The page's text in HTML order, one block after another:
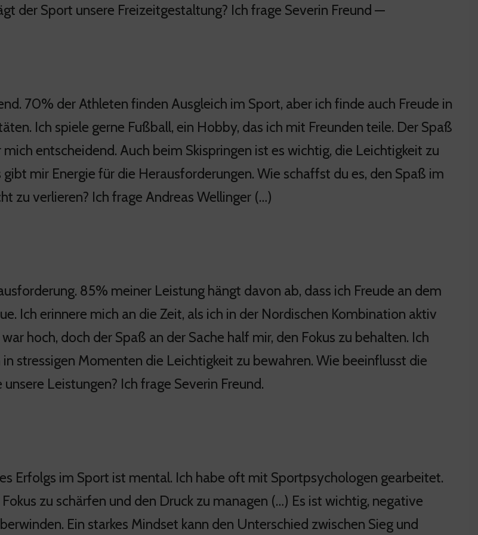
der Sport unsere Freizeitgestaltung? Ich frage Severin Freund —
70% der Athleten finden Ausgleich im Sport, aber ich finde auch Freude in
Ich spiele gerne Fußball, ein Hobby, das ich mit Freunden teile. Der Spaß
entscheidend. Auch beim Skispringen ist es wichtig, die Leichtigkeit zu
gibt mir Energie für die Herausforderungen. Wie schaffst du es, den Spaß im
zu verlieren? Ich frage Andreas Wellinger (…)
85% meiner Leistung hängt davon ab, dass ich Freude an dem
Ich erinnere mich an die Zeit, als ich in der Nordischen Kombination aktiv
hoch, doch der Spaß an der Sache half mir, den Fokus zu behalten. Ich
in stressigen Momenten die Leichtigkeit zu bewahren. Wie beeinflusst die
Leistungen? Ich frage Severin Freund.
Erfolgs im Sport ist mental. Ich habe oft mit Sportpsychologen gearbeitet.
zu schärfen und den Druck zu managen (…) Es ist wichtig, negative
Ein starkes Mindset kann den Unterschied zwischen Sieg und